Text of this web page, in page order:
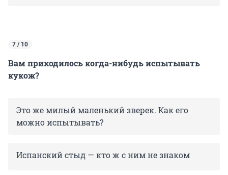
7 / 10
Вам приходилось когда-нибудь испытывать
кукож?
Это же милый маленький зверек. Как его
можно испытывать?
Испанский стыд — кто ж с ним не знаком